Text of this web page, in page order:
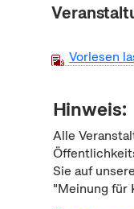
Vorlesen
Hinweis:
Alle
Sie auf
"Meinung für